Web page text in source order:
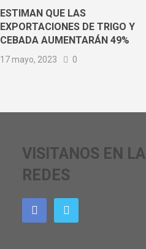
ESTIMAN QUE LAS
EXPORTACIONES DE TRIGO Y
CEBADA AUMENTARÁN 49%
17 mayo, 2023 0
VISITANOS EN
REDES